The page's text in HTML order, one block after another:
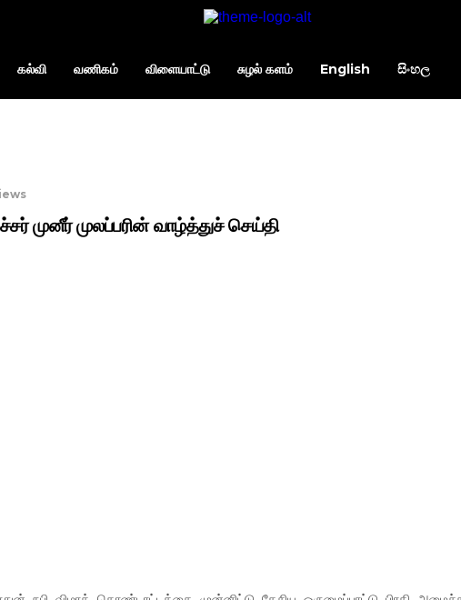
கல்வி வணிகம் விளையாட்டு சுழல் களம் English සිංහල
முனீர் முலப்பரின் வாழ்த்துச் செய்தி